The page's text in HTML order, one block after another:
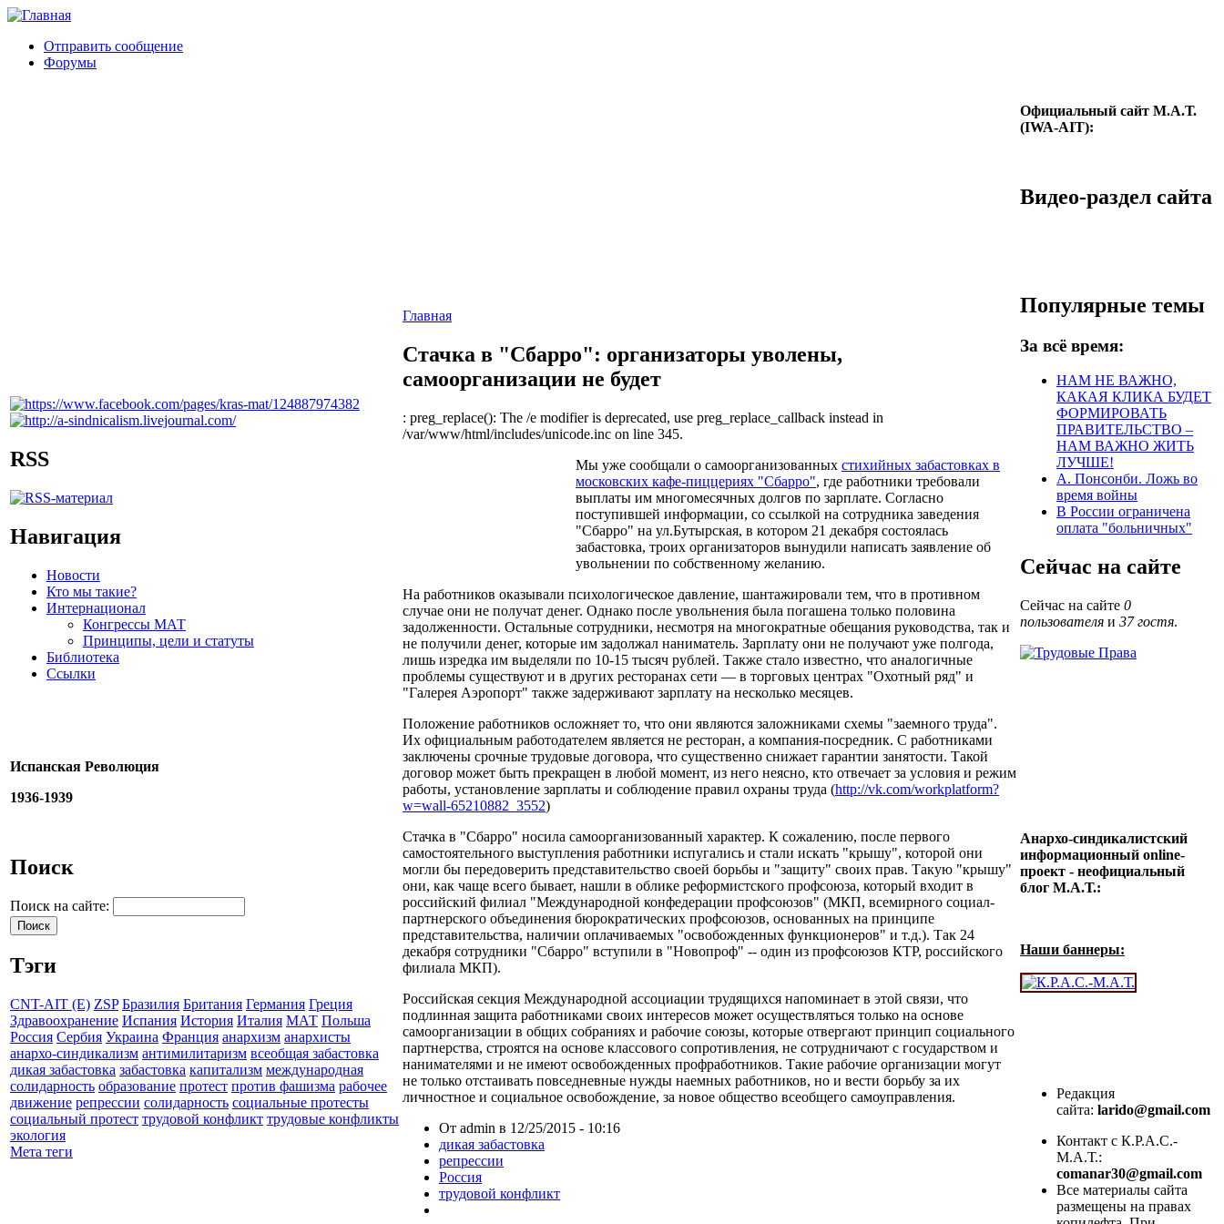
Отправить сообщение
Форумы
RSS
Навигация
Новости
Кто мы такие?
Интернационал
Конгрессы МАТ
Принципы, цели и статуты
Библиотека
Ссылки
Испанская Революция
1936-1939
Поиск
Поиск на сайте:
Тэги
CNT-AIT (E) ZSP Бразилия Британия Германия Греция
Здравоохранение Испания История Италия МАТ Польша
Россия Сербия Украина Франция анархизм анархисты
анархо-синдикализм антимилитаризм всеобщая забастовка
дикая забастовка забастовка капитализм международная
солидарность образование протест против фашизма рабочее
движение репрессии солидарность социальные протесты
социальный протест трудовой конфликт трудовые конфликты
экология
Мета теги
Главная
Стачка в "Сбарро": организаторы уволены,
самоорганизации не будет
: preg_replace(): The /e modifier is deprecated, use preg_replace_callback instead in
/var/www/html/includes/unicode.inc on line 345.
Мы уже сообщали о самоорганизованных стихийных забастовках в
московских кафе-пиццериях "Сбарро", где работники требовали
выплаты им многомесячных долгов по зарплате. Согласно
поступившей информации, со ссылкой на сотрудника заведения
"Сбарро" на ул.Бутырская, в котором 21 декабря состоялась
забастовка, троих организаторов вынудили написать заявление об
увольнении по собственному желанию.
На работников оказывали психологическое давление, шантажировали тем, что в противном
случае они не получат денег. Однако после увольнения была погашена только половина
задолженности. Остальные сотрудники, несмотря на многократные обещания руководства, так и
не получили денег, которые им задолжал наниматель. Зарплату они не получают уже полгода,
лишь изредка им выделяли по 10-15 тысяч рублей. Также стало известно, что аналогичные
проблемы существуют и в других ресторанах сети — в торговых центрах "Охотный ряд" и
"Галерея Аэропорт" также задерживают зарплату на несколько месяцев.
Положение работников осложняет то, что они являются заложниками схемы "заемного труда".
Их официальным работодателем является не ресторан, а компания-посредник. С работниками
заключены срочные трудовые договора, что существенно снижает гарантии занятости. Такой
договор может быть прекращен в любой момент, из него неясно, кто отвечает за условия и режим
работы, установление зарплаты и соблюдение правил охраны труда (http://vk.com/workplatform?
w=wall-65210882_3552)
Стачка в "Сбарро" носила самоорганизованный характер. К сожалению, после первого
самостоятельного выступления работники испугались и стали искать "крышу", которой они
могли бы передоверить представительство своей борьбы и "защиту" своих прав. Такую "крышу"
они, как чаще всего бывает, нашли в облике реформистского профсоюза, который входит в
российский филиал "Международной конфедерации профсоюзов" (МКП, всемирного социал-
партнерского объединения бюрократических профсоюзов, основанных на принципе
представительства, наличии оплачиваемых "освобожденных функционеров" и т.д.). Так 24
декабря сотрудники "Сбарро" вступили в "Новопроф" -- один из профсоюзов КТР, российского
филиала МКП).
Российская секция Международной ассоциации трудящихся напоминает в этой связи, что
подлинная защита работниками своих интересов может осуществляться только на основе
самоорганизации в общих собраниях и рабочие союзы, которые отвергают принцип социального
партнерства, строятся на основе классового сопротивления, не сотрудничают с государством и
нанимателями и не имеют освобожденных профработников. Такие рабочие организации могут
не только отстаивать повседневные нужды наемных работников, но и вести борьбу за их
личностное и социальное освобождение, за новое общество всеобщего самоуправления.
От admin в 12/25/2015 - 10:16
дикая забастовка
репрессии
Россия
трудовой конфликт
Официальный сайт М.А.Т.
(IWA-AIT):
Видео-раздел сайта
Популярные темы
За всё время:
НАМ НЕ ВАЖНО,
КАКАЯ КЛИКА БУДЕТ
ФОРМИРОВАТЬ
ПРАВИТЕЛЬСТВО –
НАМ ВАЖНО ЖИТЬ
ЛУЧШЕ!
А. Понсонби. Ложь во
время войны
В России ограничена
оплата "больничных"
Сейчас на сайте
Сейчас на сайте 0
пользователя и 37 гостя.
Анархо-синдикалистский
информационный online-
проект - неофициальный
блог М.А.Т.:
Наши баннеры:
Редакция
сайта: larido@gmail.com
Контакт с К.Р.А.С.-
М.А.Т.:
comanar30@gmail.com
Все материалы сайта
размещены на правах